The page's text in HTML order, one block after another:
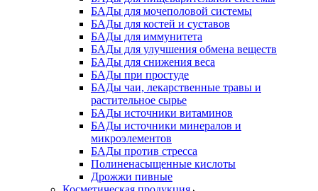
БАДы для мочеполовой системы
БАДы для костей и суставов
БАДы для иммунитета
БАДы для улучшения обмена веществ
БАДы для снижения веса
БАДы при простуде
БАДы чаи, лекарственные травы и
растительное сырье
БАДы источники витаминов
БАДы источники минералов и
микроэлементов
БАДы против стресса
Полиненасыщенные кислоты
Дрожжи пивные